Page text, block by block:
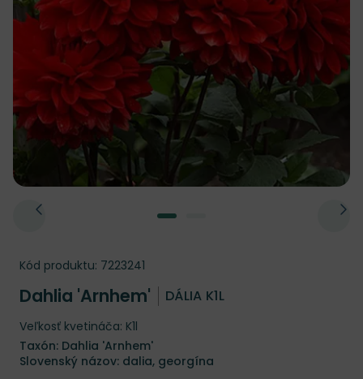
Kód produktu: 7223241
Dahlia 'Arnhem' DÁLIA K1L
Veľkosť kvetináča: K1l
Taxón: Dahlia 'Arnhem'
Slovenský názov: dalia, georgína